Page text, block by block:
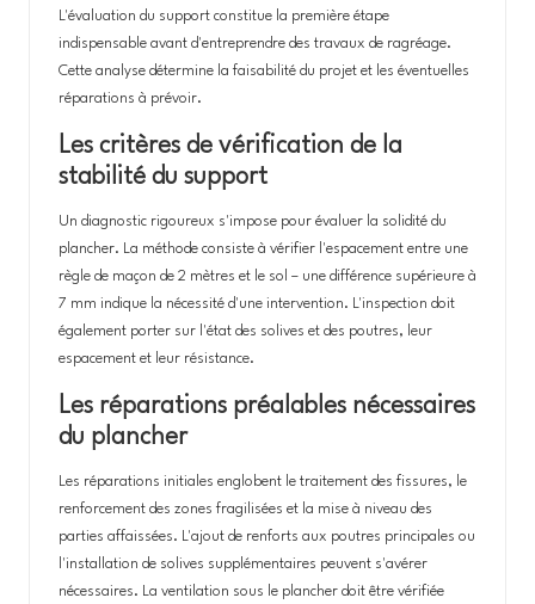
L'évaluation du support constitue la première étape
indispensable avant d'entreprendre des travaux de ragréage.
Cette analyse détermine la faisabilité du projet et les éventuelles
réparations à prévoir.
Les critères de vérification de la
stabilité du support
Un diagnostic rigoureux s'impose pour évaluer la solidité du
plancher. La méthode consiste à vérifier l'espacement entre une
règle de maçon de 2 mètres et le sol – une différence supérieure à
7 mm indique la nécessité d'une intervention. L'inspection doit
également porter sur l'état des solives et des poutres, leur
espacement et leur résistance.
Les réparations préalables nécessaires
du plancher
Les réparations initiales englobent le traitement des fissures, le
renforcement des zones fragilisées et la mise à niveau des
parties affaissées. L'ajout de renforts aux poutres principales ou
l'installation de solives supplémentaires peuvent s'avérer
nécessaires. La ventilation sous le plancher doit être vérifiée